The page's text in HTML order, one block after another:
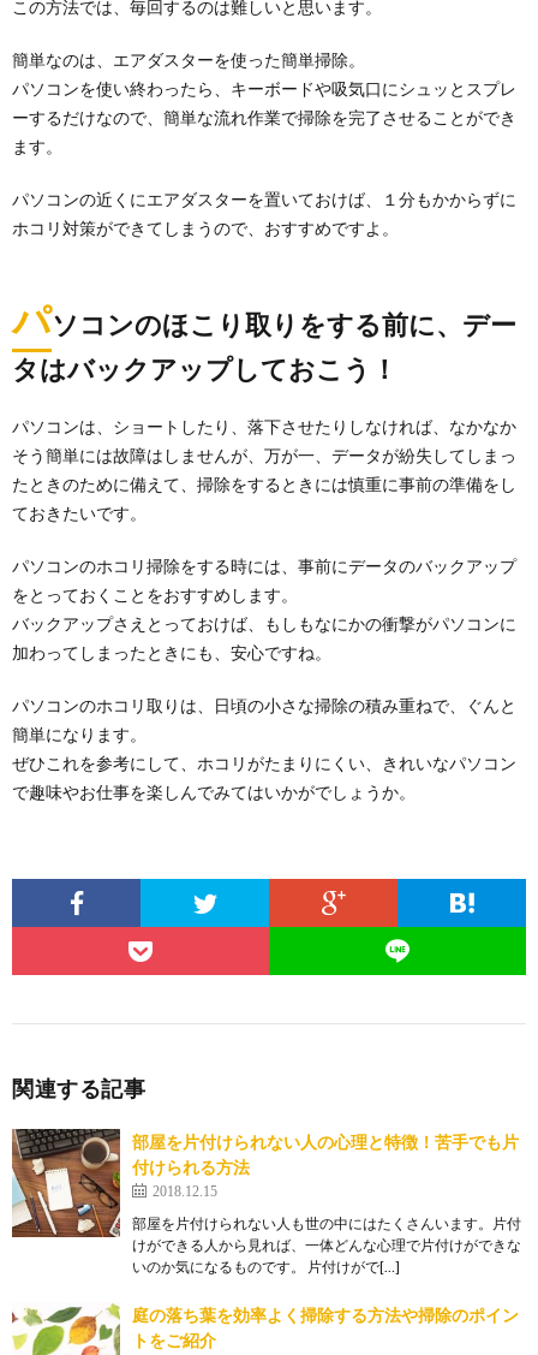
この方法では、毎回するのは難しいと思います。
簡単なのは、エアダスターを使った簡単掃除。
パソコンを使い終わったら、キーボードや吸気口にシュッとスプレ
ーするだけなので、簡単な流れ作業で掃除を完了させることができ
ます。
パソコンの近くにエアダスターを置いておけば、１分もかからずに
ホコリ対策ができてしまうので、おすすめですよ。
パソコンのほこり取りをする前に、デー
タはバックアップしておこう！
パソコンは、ショートしたり、落下させたりしなければ、なかなか
そう簡単には故障はしませんが、万が一、データが紛失してしまっ
たときのために備えて、掃除をするときには慎重に事前の準備をし
ておきたいです。
パソコンのホコリ掃除をする時には、事前にデータのバックアップ
をとっておくことをおすすめします。
バックアップさえとっておけば、もしもなにかの衝撃がパソコンに
加わってしまったときにも、安心ですね。
パソコンのホコリ取りは、日頃の小さな掃除の積み重ねで、ぐんと
簡単になります。
ぜひこれを参考にして、ホコリがたまりにくい、きれいなパソコン
で趣味やお仕事を楽しんでみてはいかがでしょうか。
関連する記事
部屋を片付けられない人の心理と特徴！苦手でも片
付けられる方法
2018.12.15
部屋を片付けられない人も世の中にはたくさんいます。片付
けができる人から見れば、一体どんな心理で片付けができな
いのか気になるものです。 片付けがで[…]
庭の落ち葉を効率よく掃除する方法や掃除のポイン
トをご紹介